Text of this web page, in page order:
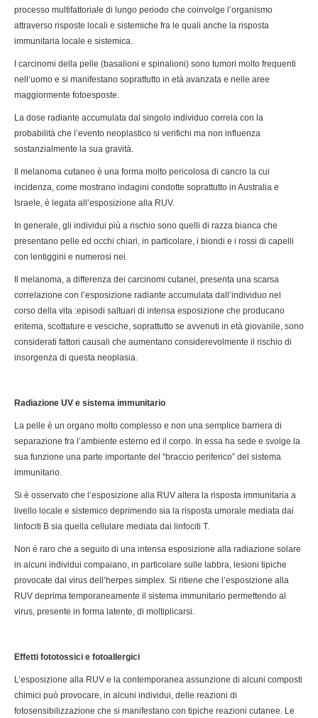
processo multifattoriale di lungo periodo che coinvolge l’organismo
attraverso risposte locali e sistemiche fra le quali anche la risposta
immunitaria locale e sistemica.
I carcinomi della pelle (basalioni e spinalioni) sono tumori molto frequenti
nell’uomo e si manifestano soprattutto in età avanzata e nelle aree
maggiormente fotoesposte.
La dose radiante accumulata dal singolo individuo correla con la
probabilità che l’evento neoplastico si verifichi ma non influenza
sostanzialmente la sua gravità.
Il melanoma cutaneo è una forma molto pericolosa di cancro la cui
incidenza, come mostrano indagini condotte soprattutto in Australia e
Israele, è legata all’esposizione alla RUV.
In generale, gli individui più a rischio sono quelli di razza bianca che
presentano pelle ed occhi chiari, in particolare, i biondi e i rossi di capelli
con lentiggini e numerosi nei.
Il melanoma, a differenza dei carcinomi cutanei, presenta una scarsa
correlazione con l’esposizione radiante accumulata dall’individuo nel
corso della vita :episodi saltuari di intensa esposizione che producano
eritema, scottature e vesciche, soprattutto se avvenuti in età giovanile, sono
considerati fattori causali che aumentano considerevolmente il rischio di
insorgenza di questa neoplasia.
Radiazione UV e sistema immunitario
La pelle è un organo molto complesso e non una semplice barriera di
separazione fra l’ambiente esterno ed il corpo. In essa ha sede e svolge la
sua funzione una parte importante del “braccio periferico” del sistema
immunitario.
Si è osservato che l’esposizione alla RUV altera la risposta immunitaria a
livello locale e sistemico deprimendo sia la risposta umorale mediata dai
linfociti B sia quella cellulare mediata dai linfociti T.
Non è raro che a seguito di una intensa esposizione alla radiazione solare
in alcuni individui compaiano, in particolare sulle labbra, lesioni tipiche
provocate dal virus dell’herpes simplex. Si ritiene che l’esposizione alla
RUV deprima temporaneamente il sistema immunitario permettendo al
virus, presente in forma latente, di moltiplicarsi.
Effetti fototossici e fotoallergici
L’esposizione alla RUV e la contemporanea assunzione di alcuni composti
chimici può provocare, in alcuni individui, delle reazioni di
fotosensibilizzazione che si manifestano con tipiche reazioni cutanee. Le